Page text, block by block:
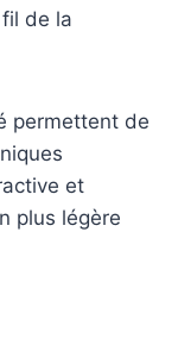
de la
permettent de
et
plus légère